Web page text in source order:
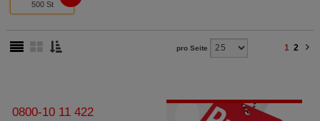
500 St
pro Seite 1 2
0800-10 11 422